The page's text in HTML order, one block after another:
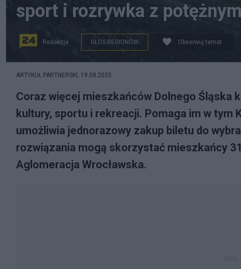
sport i rozrywka z
Redakcja GŁOS REGIONÓW Obserwuj temat
ARTYKUŁ PARTNERSKI, 19.08.2025
Coraz więcej mieszkańców Dolnego
kultury, sportu i rekreacji. Pomaga im w
umożliwia jednorazowy zakup biletu do
rozwiązania mogą skorzystać mieszkańcy
Aglomeracja Wrocławska.